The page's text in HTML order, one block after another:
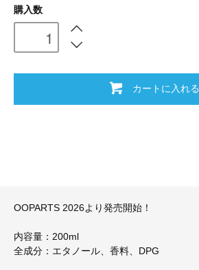
購入数
カートに入れる
OOPARTS 2026より発売開始！
内容量：200ml
全成分：エタノール、香料、DPG